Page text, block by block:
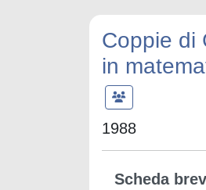
Coppie di
in
1988
Scheda